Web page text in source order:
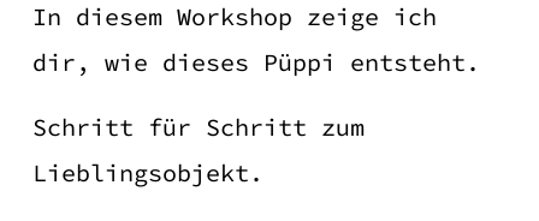
In diesem Workshop zeige ich
dir, wie dieses Püppi entsteht.
Schritt für Schritt zum
Lieblingsobjekt.